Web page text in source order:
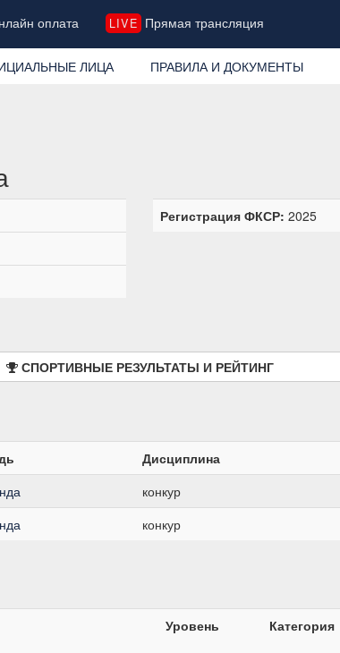
оплата LIVE Прямая трансляция
ЛИЦА ПРАВИЛА И ДОКУМЕНТЫ
Регистрация ФКСР: 2025
СПОРТИВНЫЕ РЕЗУЛЬТАТЫ И РЕЙТИНГ
Дисциплина
конкур
конкур
Уровень Категория